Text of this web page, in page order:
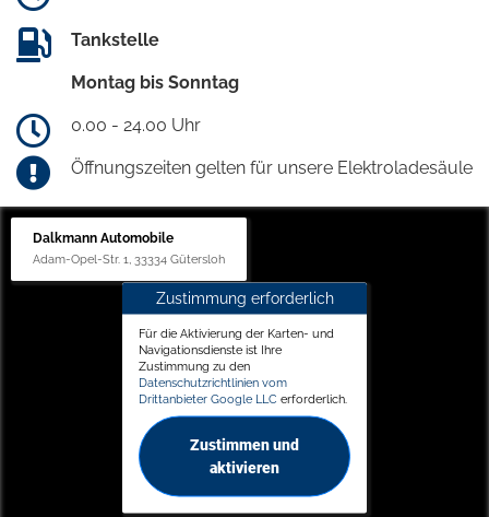
Tankstelle
Montag bis Sonntag
0.00 - 24.00 Uhr
Öffnungszeiten gelten für unsere Elektroladesäule
Dalkmann Automobile
Adam-Opel-Str. 1, 33334 Gütersloh
Zustimmung erforderlich
Für die Aktivierung der Karten- und
Navigationsdienste ist Ihre
Zustimmung zu den
Datenschutzrichtlinien vom
Drittanbieter Google LLC erforderlich.
Zustimmen und
aktivieren